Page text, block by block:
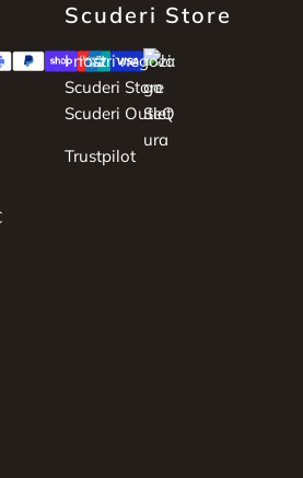
Scuderi Store
I nostri negozi:
Scuderi Store
Scuderi Outlet
Trustpilot